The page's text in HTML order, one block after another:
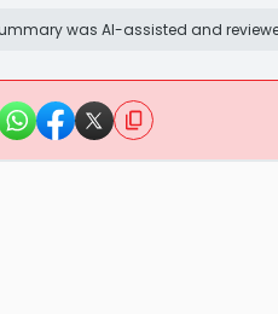
was AI-assisted and